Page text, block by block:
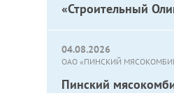
«Строительный
04.08.2026
ОАО «ПИНСКИЙ
Пинский